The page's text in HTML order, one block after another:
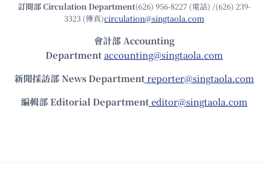
訂閱部 Circulation Department(626) 956-8227 (電話) /(626) 239-
3323 (傳真)circulation@singtaola.com
會計部 Accounting
Department accounting@singtaola.com
新聞採訪部 News Department reporter@singtaola.com
編輯部 Editorial Department editor@singtaola.com